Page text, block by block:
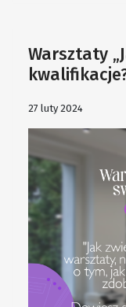
Warsztaty
27 luty 2024